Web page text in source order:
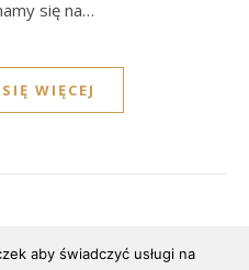
się na…
WIĘCEJ
aby świadczyć usługi na